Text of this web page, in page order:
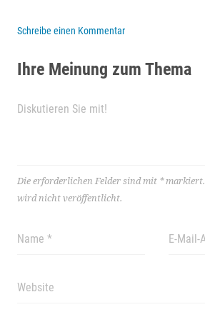
Schreibe einen Kommentar
Ihre Meinung zum Thema
Die erforderlichen Felder sind mit *markiert.
wird nicht veröffentlicht.